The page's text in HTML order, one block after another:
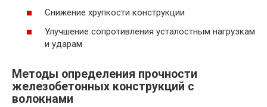
Снижение хрупкости конструкции
Улучшение сопротивления усталостным нагрузкам
и ударам
Методы определения прочности
железобетонных конструкций с
волокнами